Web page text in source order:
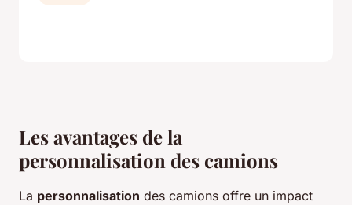
Les avantages de la
personnalisation des camions
La personnalisation des camions offre un impact